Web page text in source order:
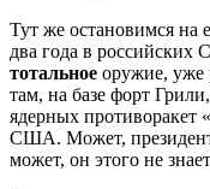
Тут же остановимся
два года в
тотальное оружие, уже
там, на базе форт
ядерных
США. Может,
может, он этого не